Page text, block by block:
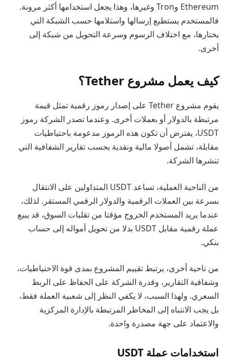
Ethereum وTron وغيرها، وهذا يجعل استخدامها أكثر مرونة.
فالمستخدم يستطيع إرسالها واستلامها حسب الشبكة التي
يختارها، مع اختلاف الرسوم وسرعة التحويل من شبكة إلى
أخرى.
كيف يعمل مشروع Tether؟
يقوم مشروع Tether على إصدار رموز رقمية تمثل قيمة
مرتبطة بالدولار أو بعملات أخرى. وعندما تصدر الشركة رموز
USDT، يفترض أن تكون هذه الرموز مدعومة باحتياطيات
مقابلة، تشمل أصولا مالية ونقدية بحسب تقارير الشفافية التي
تنشرها الشركة.
من الناحية العملية، تساعد USDT المتداولين على الانتقال
بسرعة بين العملات الرقمية والدولار الرقمي المستقر. لذلك،
عندما يريد المستخدم الخروج مؤقتا من تقلبات السوق، قد يبيع
عملة رقمية مقابل USDT بدلا من تحويل أمواله إلى حساب
بنكي.
من ناحية أخرى، يرتبط تقييم المشروع بمدى قوة الاحتياطيات،
وشفافية التقارير، وقدرة الشركة على الحفاظ على الربط
السعري. ولهذا السبب، لا يكفي النظر إلى شعبية العملة فقط،
بل يجب الانتباه إلى المخاطر المرتبطة بالإدارة المركزية
والاعتماد على جهة مصدرة واحدة.
استخدامات عملة USDT